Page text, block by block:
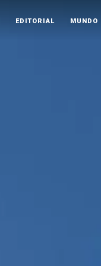
EDITORIAL MUNDO